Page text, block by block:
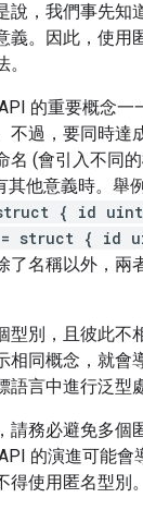
說，我們事先知
義。因此，使用
的重要概念一
不過，要同時達
名 (會引入不同
其他意義時。舉
{ id
= struct { id
了名稱以外，兩
型別，且彼此不
相同概念，就會
言中進行泛型
請務必避免多個
的演進可能會
使用匿名型別。